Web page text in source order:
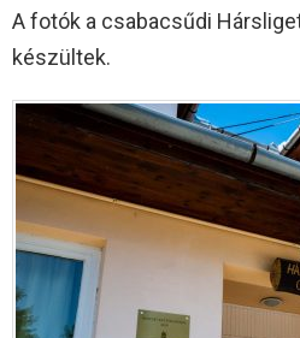
A fotók a csabacsűdi
készültek.